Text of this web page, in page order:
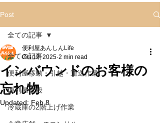
Post
全ての記事
便利屋移動・引越・運送作業
便利屋全般
冷蔵庫の2階上げ作業
全ての記事
インバウンドのお客様の
忘れ物
便利屋あんしんLife
Oct 12, 2025 2 min read
Updated: Feb 8